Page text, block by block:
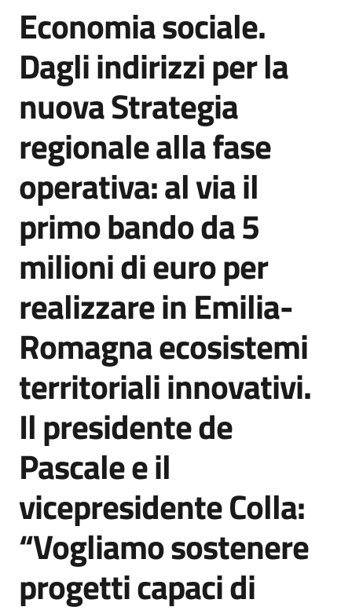
Agenzia
di
informazione
e
comunicazione
Seguici
Salta al contenuto
Economia sociale.
Dagli indirizzi per la
nuova Strategia
regionale alla fase
operativa: al via il
primo bando da 5
milioni di euro per
realizzare in Emilia-
Romagna ecosistemi
territoriali innovativi.
Il presidente de
Pascale e il
vicepresidente Colla:
“Vogliamo sostenere
progetti capaci di